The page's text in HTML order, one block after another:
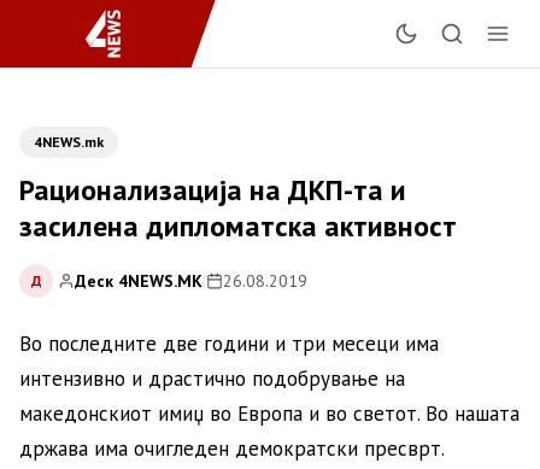
4NEWS.mk
Рационализација на ДКП-та и
засилена дипломатска активност
Д Деск 4NEWS.MK| 26.08.2019
Во последните две години и три месеци има
интензивно и драстично подобрување на
македонскиот имиџ во Европа и во светот. Во нашата
држава има очигледен демократски пресврт.